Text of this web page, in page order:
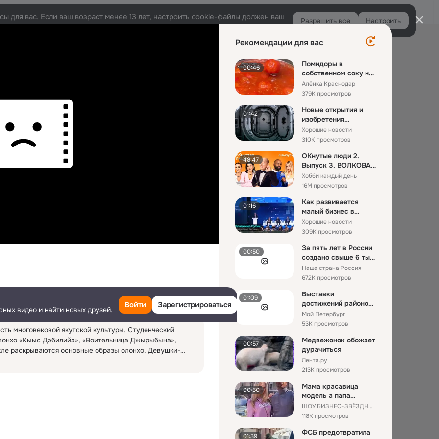
Поделиться 4 Ещё
многовековой якутской культуры. Студенческий
«Кыыс Дэбилийэ», «Воительница Джырыбына»,
раскрываются основные образы олонхо. Девушки-
своего народа, восстанавливают космическую
Рекомендации для вас
00:46
Помидоры в
собственном соку на
зиму — простой и
проверенный ...
Алёнка Краснодар
379K просмотров
01:42
Новые открытия и
изобретения
российских учёных
Хорошие новости
310K просмотров
48:47
ОКнутые люди 2.
Выпуск 3. ВОЛКОВА
и ЧЕХОВА против
ГАВРИЛИНО...
Хобби каждый день
16M просмотров
01:16
Как развивается
малый бизнес в
России
Хорошие новости
309K просмотров
00:50
За пять лет в России
создано свыше 6 тыс.
новых объектов пер...
Наша страна Россия
672K просмотров
01:09
Выставки
достижений районов
продолжают
удивлять
Мой Петербург
53K просмотров
00:57
Медвежонок обожает
дурачиться
Лента.ру
213K просмотров
00:50
Мама красавица
модель а папа
нигерийский
футболист каким
ШОУ БИЗНЕС-ЗВЁЗДНЫЕ НОВОСТИ-ЗВЕЗДЫ КИНО
118K просмотров
01:39
ФСБ предотвратила
Войти
для вас. Если ваш возраст менее 13 лет, настроить cookie-файлы должен ваш
Разрешить все Настроить
колонка
видео и найти новых друзей.
Войти Зарегистрироваться